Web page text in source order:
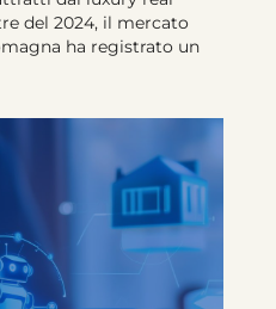
del 2024, il mercato
ha registrato un